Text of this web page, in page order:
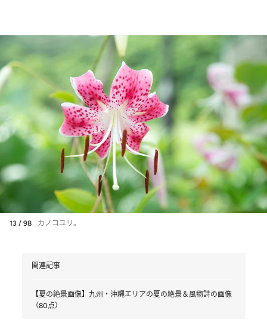
13 / 98 カノコユリ。
関連記事
【夏の絶景画像】九州・沖縄エリアの夏の絶景＆風物詩の画像
（80点）